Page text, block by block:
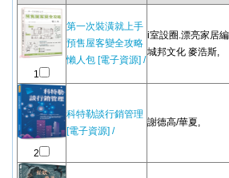
1
第一次裝潢就上手
預售屋客變全攻略
懶人包 [電子資源] /
i室設圈.漂亮家居
城邦文化 麥浩斯,
2
科特勒談行銷管理
[電子資源] /
謝德高/華夏,